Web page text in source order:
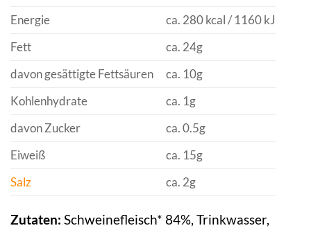
Energie
ca. 280 kcal / 1160 kJ
Fett
ca. 24g
davon gesättigte Fettsäuren
ca. 10g
Kohlenhydrate
ca. 1g
davon Zucker
ca. 0.5g
Eiweiß
ca. 15g
Salz
ca. 2g
Zutaten: Schweinefleisch* 84%, Trinkwasser,